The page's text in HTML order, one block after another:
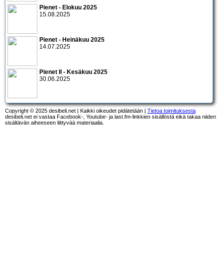
Pienet - Elokuu 2025
15.08.2025
Pienet - Heinäkuu 2025
14.07.2025
Pienet II - Kesäkuu 2025
30.06.2025
Copyright © 2025 desibeli.net | Kaikki oikeudet pidätetään | Tietoa toimituksesta
desibeli.net ei vastaa Facebook-, Youtube- ja last.fm-linkkien sisällöstä eikä takaa niiden
sisältävän aiheeseen liittyvää materiaalia.